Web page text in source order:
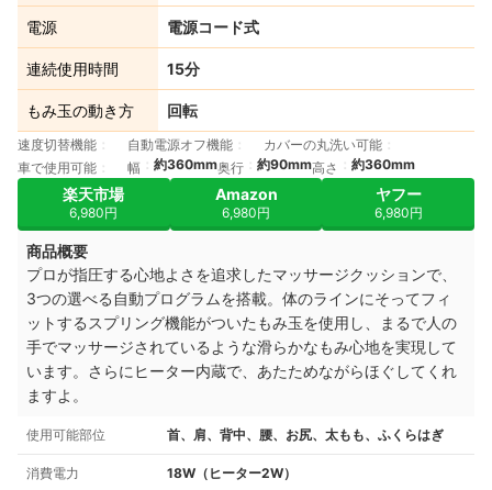
電源 電源コード式
連続使用時間 15分
もみ玉の動き方 回転
速度切替機能 自動電源オフ機能
カバーの丸洗い可能
車で使用可能
幅 約360mm奥行 約90mm高さ 約360mm
楽天市場
6,980円
Amazon
6,980円
ヤフー
6,980円
商品概要
プロが指圧する心地よさを追求したマッサージクッションで、
3つの選べる自動プログラムを搭載。体のラインにそってフィ
ットするスプリング機能がついたもみ玉を使用し、まるで人の
手でマッサージされているような滑らかなもみ心地を実現して
います。さらにヒーター内蔵で、あたためながらほぐしてくれ
ますよ。
使用可能部位 首、肩、背中、腰、お尻、太もも、ふくらはぎ
消費電力 18W（ヒーター2W）